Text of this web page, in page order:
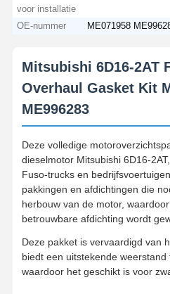
voor installatie
OE-nummer ME071958
Mitsubishi 6D16-2AT
Overhaul Gasket Kit
ME996283
Deze volledige
dieselmotor Mitsubishi 6D16-
Fuso-trucks en
pakkingen en afdichtingen die
herbouw van de motor,
betrouwbare afdichting wordt
Deze pakket is vervaardigd van
biedt een uitstekende weerstand
waardoor het geschikt is voor